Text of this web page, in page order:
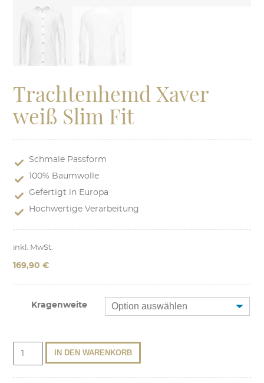
Trachtenhemd Xaver
weiß Slim Fit
Schmale Passform
100% Baumwolle
Gefertigt in Europa
Hochwertige Verarbeitung
inkl. MwSt.
169,90€
Kragenweite
IN DEN WARENKORB